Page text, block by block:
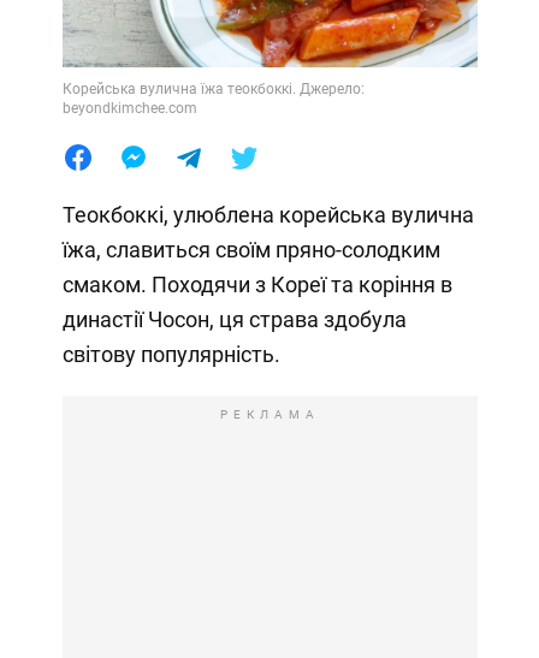
Корейська вулична їжа теокбоккі. Джерело:
beyondkimchee.com
Теокбоккі, улюблена корейська вулична
їжа, славиться своїм пряно-солодким
смаком. Походячи з Кореї та коріння в
династії Чосон, ця страва здобула
світову популярність.
РЕКЛАМА